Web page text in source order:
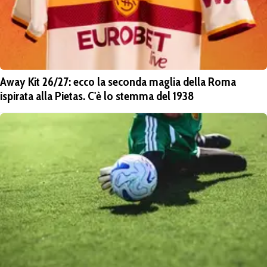
Away Kit 26/27: ecco la seconda maglia della Roma
ispirata alla Pietas. C'è lo stemma del 1938